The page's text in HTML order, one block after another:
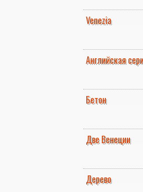
Venezia
Английская
Бетон
Две Венеции
Дерево